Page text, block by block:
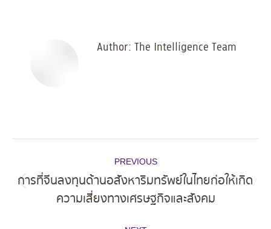
Author: The Intelligence Team
navigation
PREVIOUS
post:
การที่จีนลงทุนด้านอสังหาริมทรัพย์ในไทยก่อให้เกิด
ความเสี่ยงทางเศรษฐกิจและสังคม